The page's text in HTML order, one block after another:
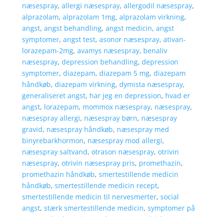
næsespray, allergi næsespray, allergodil næsespray,
alprazolam, alprazolam 1mg, alprazolam virkning,
angst, angst behandling, angst medicin, angst
symptomer, angst test, asonor næsespray, ativan-
lorazepam-2mg, avamys næsespray, benaliv
næsespray, depression behandling, depression
symptomer, diazepam, diazepam 5 mg, diazepam
håndkøb, diazepam virkning, dymista næsespray,
generaliseret angst, har jeg en depression, hvad er
angst, lorazepam, mommox næsespray, næsespray,
næsespray allergi, næsespray børn, næsespray
gravid, næsespray håndkøb, næsespray med
binyrebarkhormon, næsespray mod allergi,
næsespray saltvand, otrason næsespray, otrivin
næsespray, otrivin næsespray pris, promethazin,
promethazin håndkøb, smertestillende medicin
håndkøb, smertestillende medicin recept,
smertestillende medicin til nervesmerter, social
angst, stærk smertestillende medicin, symptomer på